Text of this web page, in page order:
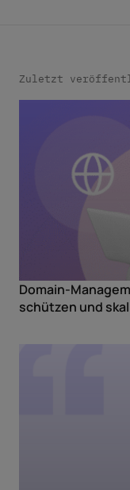
Zuletzt
Domain-
schützen und